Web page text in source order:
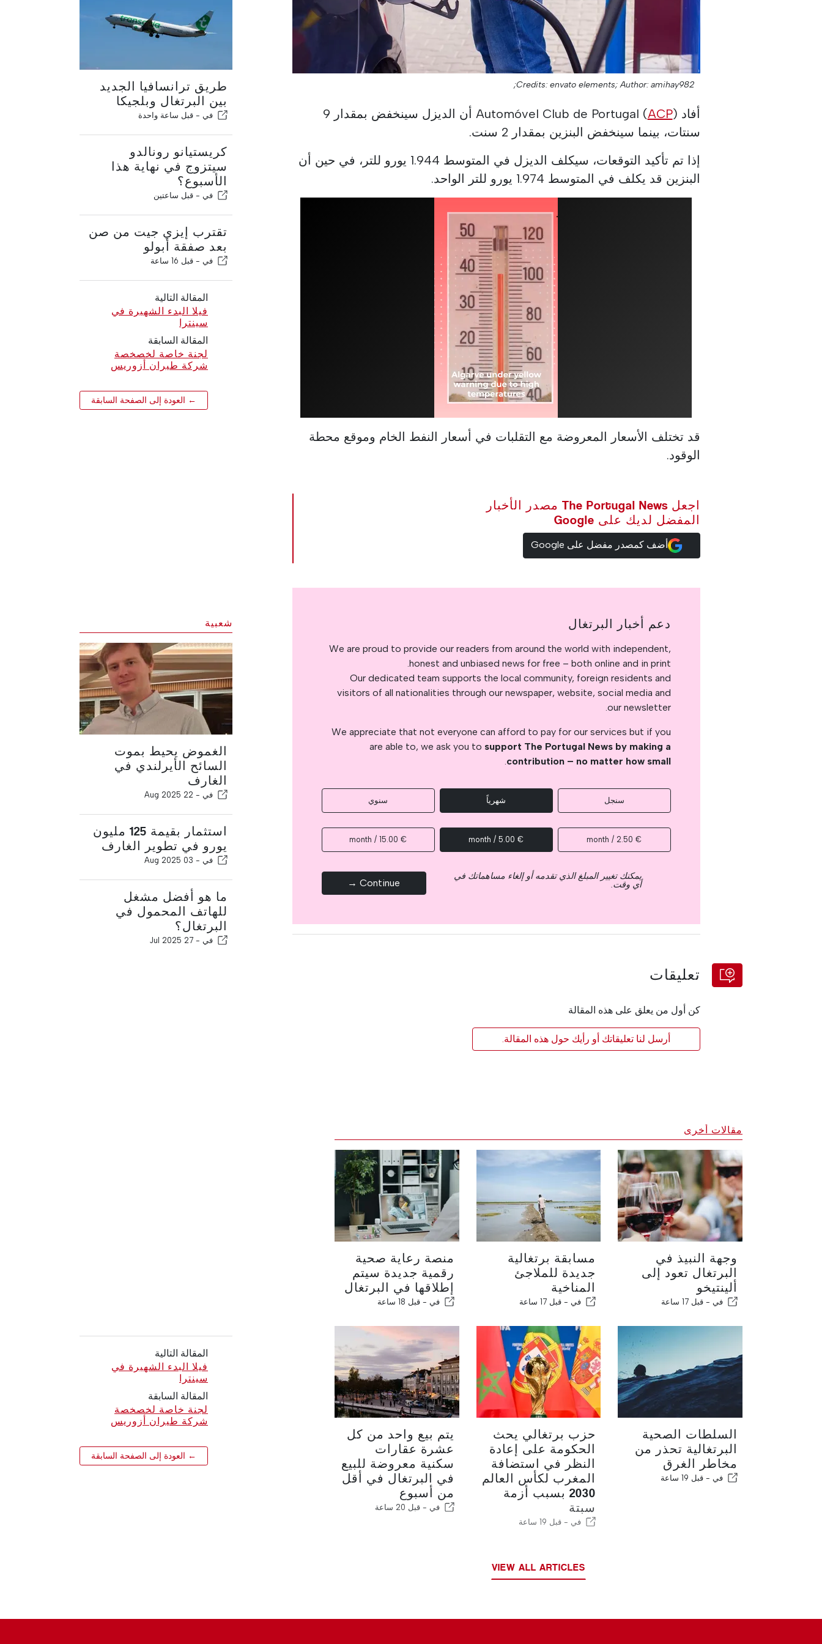
Credits: envato elements; Author: amihay982;
أفاد Automóvel Club de Portugal ( ACP
) أن الديزل سينخفض بمقدار 9
سنتات، بينما سينخفض البنزين بمقدار 2 سنت.
إذا تم تأكيد التوقعات، سيكلف الديزل في المتوسط 1.944 يورو للتر، في حين أن
البنزين قد يكلف في المتوسط 1.974 يورو للتر الواحد.
قد تختلف الأسعار المعروضة مع التقلبات في أسعار النفط الخام وموقع محطة
الوقود.
اجعل The Portugal News مصدر الأخبار
المفضل لديك على Google
أضف كمصدر مفضل على Google
طريق ترانسافيا الجديد
بين البرتغال وبلجيكا
في - قبل ساعة واحدة
كريستيانو رونالدو
سيتزوج في نهاية هذا
الأسبوع؟
في - قبل ساعتين
تقترب إيزي جيت من صن
بعد صفقة أبولو
في - قبل 16 ساعة
المقالة التالية
فيلا البدء الشهيرة في
سينترا
المقالة السابقة
لجنة خاصة لخصخصة
شركة طيران أزوريس
← العودة إلى الصفحة السابقة
دعم أخبار البرتغال
We are proud to provide our readers from around the world with independent,
honest and unbiased news for free – both online and in print.
Our dedicated team supports the local community, foreign residents and
visitors of all nationalities through our newspaper, website, social media and
our newsletter.
We appreciate that not everyone can afford to pay for our services but if you
are able to, we ask you to support The Portugal News by making a
contribution – no matter how small
.
سنجل شهرياً سنوي
€ 2.50 / month
€ 5.00 / month
€ 15.00 / month
يمكنك تغيير المبلغ الذي تقدمه أو إلغاء مساهماتك في
أي وقت. Continue →
تعليقات
كن أول من يعلق على هذه المقالة
أرسل لنا تعليقاتك أو رأيك حول هذه المقالة.
شعبية
الغموض يحيط بموت
السائح الأيرلندي في
الغارف
في - 22 Aug 2025
استثمار بقيمة 125 مليون
يورو في تطوير الغارف
في - 03 Aug 2025
ما هو أفضل مشغل
للهاتف المحمول في
البرتغال؟
في - 27 Jul 2025
مقالات أخرى
وجهة النبيذ في
البرتغال تعود إلى
ألينتيخو
في - قبل 17 ساعة
مسابقة برتغالية
جديدة للملاجئ
المناخية
في - قبل 17 ساعة
منصة رعاية صحية
رقمية جديدة سيتم
إطلاقها في البرتغال
في -قبل 18 ساعة
السلطات الصحية
البرتغالية تحذر من
مخاطر الغرق
في - قبل 19 ساعة
حزب برتغالي يحث
الحكومة على إعادة
النظر في استضافة
المغرب لكأس العالم
2030 بسبب أزمة
سبتة
في - قبل 19 ساعة
يتم بيع واحد من كل
عشرة عقارات
سكنية معروضة للبيع
في البرتغال في أقل
من أسبوع
في -قبل 20 ساعة
VIEW ALL ARTICLES
المقالة التالية
فيلا البدء الشهيرة في
سينترا
المقالة السابقة
لجنة خاصة لخصخصة
شركة طيران أزوريس
← العودة إلى الصفحة السابقة